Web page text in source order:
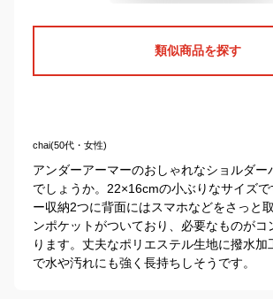
類似商品を探す
chai(50代・女性)
アンダーアーマーのおしゃれなショルダー
でしょうか。22×16cmの小ぶりなサイズ
ー収納2つに背面にはスマホなどをさっと
ンポケットがついており、必要なものがコ
ります。丈夫なポリエステル生地に撥水加
で水や汚れにも強く長持ちしそうです。